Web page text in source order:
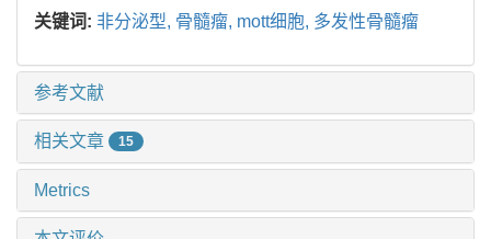
关键词: 非分泌型, 骨髓瘤, mott细胞, 多发性骨髓瘤
参考文献
相关文章 15
Metrics